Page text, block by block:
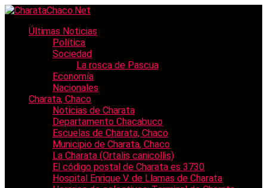
Últimas Noticias
Política
Sociedad
La rosca de Pascua
Economía
Nacionales
Charata, Chaco
Noticias de Charata
Departamento Chacabuco
Escuelas de Charata, Chaco
Municipio de Charata, Chaco
La Charata (Ortalis canicollis)
El código postal de Charata es 3730
Hospital Enrique V. de Llamas de Charata